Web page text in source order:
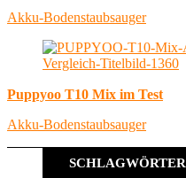
Akku-Bodenstaubsauger
Puppyoo T10 Mix im Test
Akku-Bodenstaubsauger
SCHLAGWÖRTER